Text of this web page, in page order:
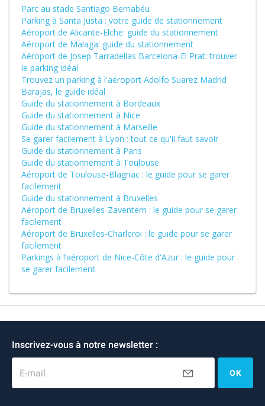
Parc au stade Santiago Bernabéu
Parking à Santa Justa : votre guide de stationnement
Aéroport de Alicante-Elche: guide du stationnement
Aéroport de Malaga: guide du stationnement
Aéroport de Josep Tarradellas Barcelona-El Prat: trouver
le parking idéal
Trouvez un parking à l'aéroport Adolfo Suarez Madrid
Barajas, le guide idéal
Guide du stationnement à Bordeaux
Guide du stationnement à Nice
Guide du stationnement à Marseille
Se garer facilement à Lyon : tout ce qu'il faut savoir
Guide du stationnement à Paris
Guide du stationnement à Toulouse
Aéroport de Toulouse-Blagnac : le guide pour se garer
facilement
Guide du stationnement à Bruxelles
Aéroport de Bruxelles-Zaventem : le guide pour se garer
facilement
Aéroport de Bruxelles-Charleroi : le guide pour se garer
facilement
Parkings à l’aéroport de Nice-Côte d'Azur : le guide pour
se garer facilement
Inscrivez-vous à notre newsletter :
E-mail OK